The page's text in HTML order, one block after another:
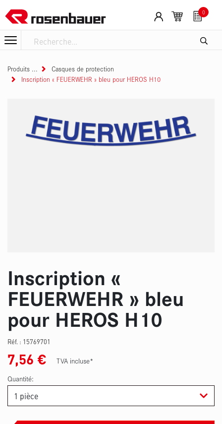
0
Produits
Casques de protection
Inscription « FEUERWEHR » bleu pour HEROS H10
Inscription «
FEUERWEHR » bleu
pour HEROS H10
Réf. : 15769701
7,56 €
TVA incluse*
Quantité: